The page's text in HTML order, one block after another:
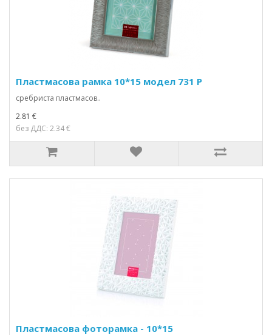
Пластмасова рамка 10*15 модел 731 Р
сребриста пластмасов..
2.81 €
без ДДС: 2.34 €
Пластмасова фоторамка - 10*15